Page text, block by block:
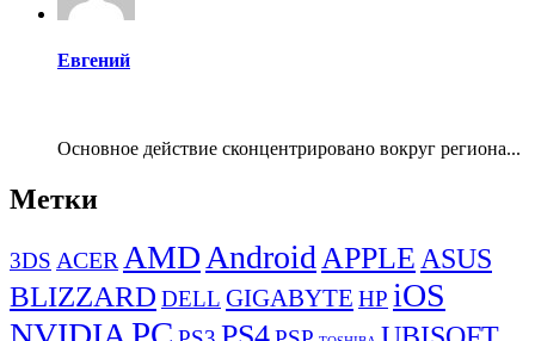
Евгений
Основное действие сконцентрировано вокруг региона...
Метки
3DS ACERAMDAndroidAPPLEASUS
BLIZZARD DELL GIGABYTE HP iOS